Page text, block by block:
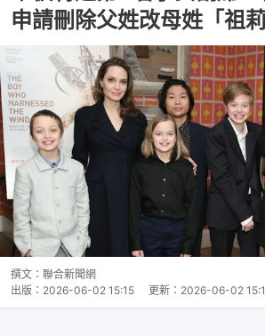
申請刪除父姓改母姓「祖莉
撰文： 聯合新聞網
出版： 2026-06-02 15:15 更新： 2026-06-02